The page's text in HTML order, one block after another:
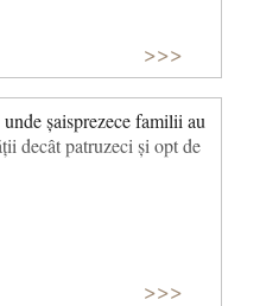
>>>
șaisprezece familii au
decât patruzeci și opt de
>>>